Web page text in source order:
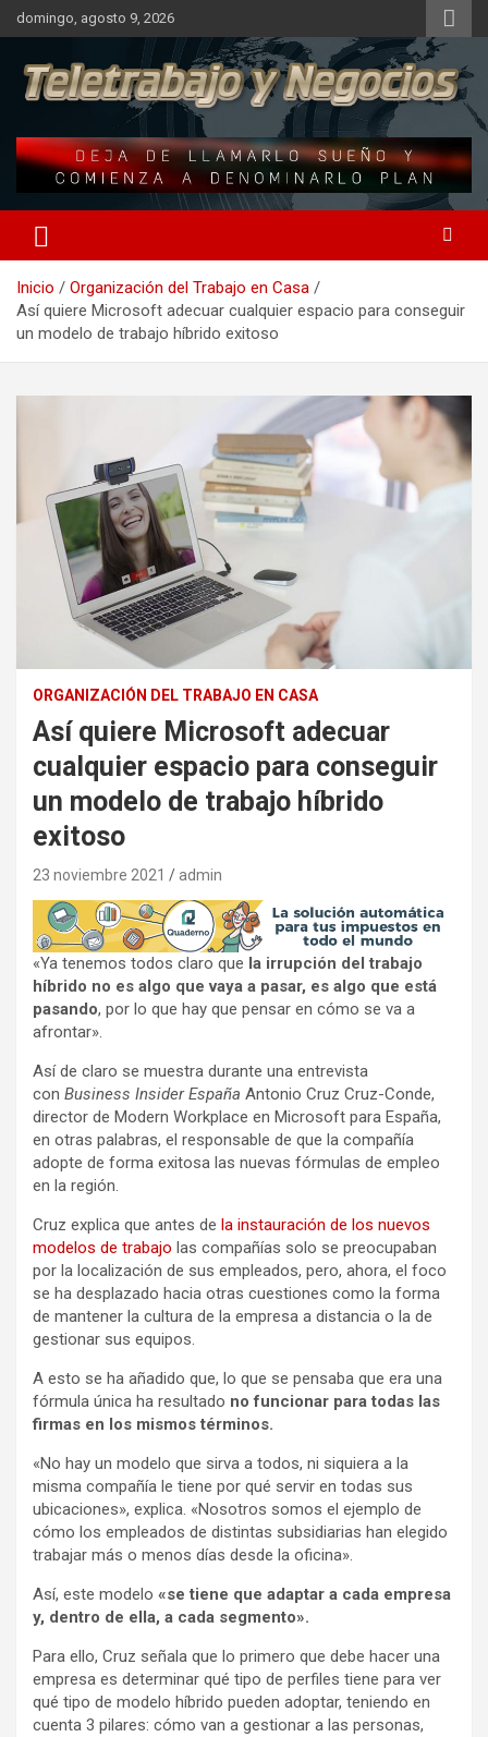
Saltar
al
domingo, agosto 9, 2026
Blog del Teletrabajador
Una iniciativa de Jose Manuel Fuentes Prieto
Inicio
Organización del Trabajo en Casa
Así quiere Microsoft adecuar cualquier espacio para conseguir
un modelo de trabajo híbrido exitoso
ORGANIZACIÓN DEL TRABAJO EN CASA
Así quiere Microsoft adecuar
cualquier espacio para conseguir
un modelo de trabajo híbrido
exitoso
23 noviembre 2021 admin
«Ya tenemos todos claro que la irrupción del trabajo
híbrido no es algo que vaya a pasar, es algo que está
pasando, por lo que hay que pensar en cómo se va a
afrontar».
Así de claro se muestra durante una entrevista
con Business Insider España Antonio Cruz Cruz-Conde,
director de Modern Workplace en Microsoft para España,
en otras palabras, el responsable de que la compañía
adopte de forma exitosa las nuevas fórmulas de empleo
en la región.
Cruz explica que antes de la instauración de los nuevos
modelos de trabajo las compañías solo se preocupaban
por la localización de sus empleados, pero, ahora, el foco
se ha desplazado hacia otras cuestiones como la forma
de mantener la cultura de la empresa a distancia o la de
gestionar sus equipos.
A esto se ha añadido que, lo que se pensaba que era una
fórmula única ha resultado no funcionar para todas las
firmas en los mismos términos.
«No hay un modelo que sirva a todos, ni siquiera a la
misma compañía le tiene por qué servir en todas sus
ubicaciones», explica. «Nosotros somos el ejemplo de
cómo los empleados de distintas subsidiarias han elegido
trabajar más o menos días desde la oficina».
Así, este modelo «se tiene que adaptar a cada empresa
y, dentro de ella, a cada segmento».
Para ello, Cruz señala que lo primero que debe hacer una
empresa es determinar qué tipo de perfiles tiene para ver
qué tipo de modelo híbrido pueden adoptar, teniendo en
cuenta 3 pilares: cómo van a gestionar a las personas,